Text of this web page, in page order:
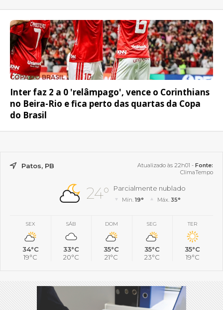
COPA DO BRASIL
Inter faz 2 a 0 'relâmpago', vence o Corinthians
no Beira-Rio e fica perto das quartas da Copa
do Brasil
Patos, PB Atualizado às 22h01 - Fonte:
ClimaTempo
24° Parcialmente nublado
Mín.19° Máx. 35°
SEX
34°C
19°C
SÁB
33°C
20°C
DOM
35°C
21°C
SEG
35°C
23°C
TER
35°C
19°C